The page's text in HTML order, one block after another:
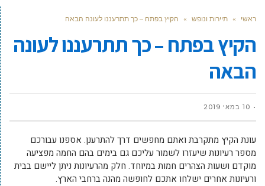
ראשי » תיירות ונופש » הקיץ בפתח – כך תתרעננו לעונה הבאה
הקיץ בפתח – כך תתרעננו לעונה
הבאה
10 במאי 2019
עונת הקיץ מתקרבת ואתם מחפשים דרך להתרענן. אספנו עבורכם
מספר רעיונות שיעזרו לשמור עליכם גם בימים בהם החמה מפציעה
מוקדם ושעות הצהרים חמות במיוחד. חלק מהרעיונות ניתן ליישם בבית
ורעיונות אחרים ישלחו אתכם לחופשה מהנה ברחבי הארץ.